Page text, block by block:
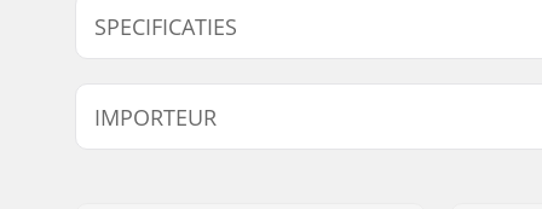
SPECIFICATIES
Wieldiameter:
110mm
Wiell Materiaal:
Lagers:
Inclusief
IMPORTEUR